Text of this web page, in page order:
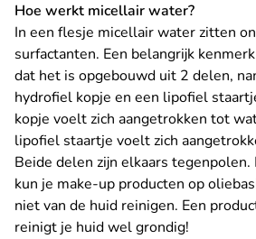
Hoe werkt micellair water?
In een flesje micellair water zitten
surfactanten. Een belangrijk
dat het is opgebouwd uit 2 delen,
hydrofiel kopje en een lipofiel
kopje voelt zich aangetrokken tot
lipofiel staartje voelt zich
Beide delen zijn elkaars
kun je make-up producten op
niet van de huid reinigen. Een
reinigt je huid wel grondig!